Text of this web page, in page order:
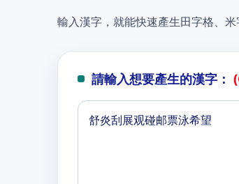
輸入漢字，就能快速產生田字格、
請輸入想要產生的漢字：